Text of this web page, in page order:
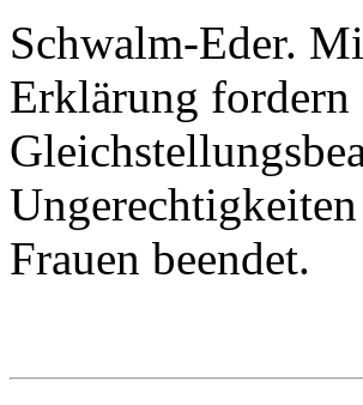
Schwalm-Eder.
Erklärung
Frauen beendet.